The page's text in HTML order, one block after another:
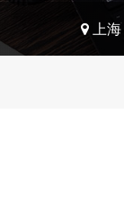
上